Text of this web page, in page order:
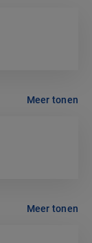
Meer tonen
Meer tonen